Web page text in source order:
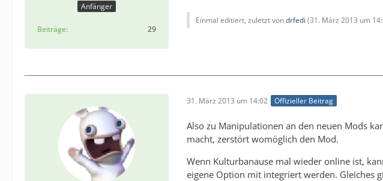
Anfänger
Beiträge 29
Einmal editiert, zuletzt vondrfedi (31. März 2013 um
31. März 2013 um 14:02 Offizieller Beitrag
Also zu Manipulationen an den neuen Mods
macht, zerstört womöglich den Mod.
Wenn Kulturbanause mal wieder online ist,
eigene Option mit integriert werden. Gleiches